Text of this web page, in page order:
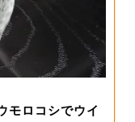
モロコシでウイ